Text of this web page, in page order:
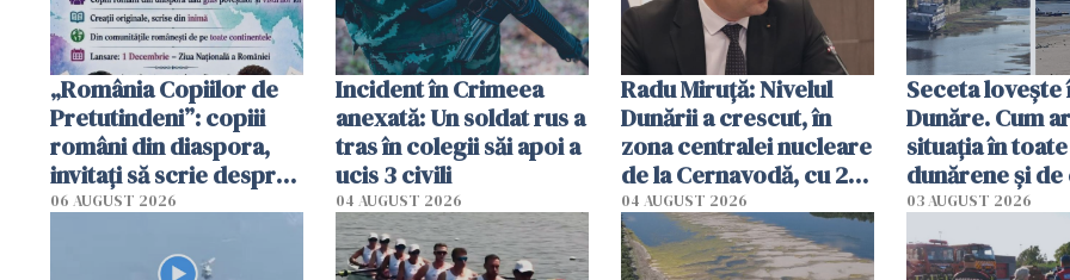
„România Copiilor de
Pretutindeni”: copiii
români din diaspora,
invitați să scrie despre
România într-un volum
06 AUGUST 2026
Incident în Crimeea
anexată: Un soldat rus a
tras în colegii săi apoi a
ucis 3 civili
04 AUGUST 2026
Radu Miruţă: Nivelul
Dunării a crescut, în
zona centralei nucleare
de la Cernavodă, cu 2
cm faţă de ziua trecută
04 AUGUST 2026
Seceta
Dunăre. Cum
situația în
dunărene și de
România
efectele, deși a
în iulie
03 AUGUST 2026